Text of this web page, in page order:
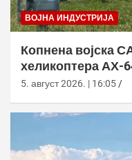
ВОЈНА ИНДУСТРИЈА
Копнена војска
хеликоптера АХ-
5. август 2026. | 16:05